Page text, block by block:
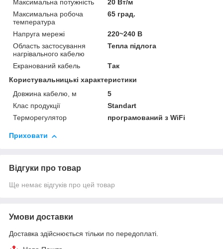
Максимальна потужність
20 Вт/м
Максимальна робоча
температура
65 град.
Напруга мережі
220~240 В
Область застосування
нагрівального кабелю
Тепла підлога
Екранований кабель
Так
Користувальницькі характеристики
Довжина кабелю, м
5
Клас продукції
Standart
Терморегулятор
програмований з WiFi
Приховати
Відгуки про товар
Ще немає відгуків про цей товар
Умови доставки
Доставка здійснюється тільки по передоплаті.